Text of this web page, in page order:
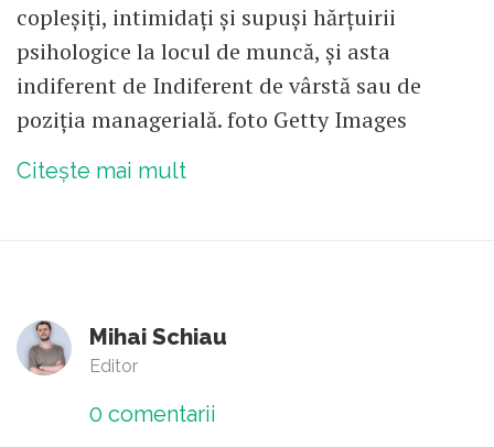
copleșiți, intimidați și supuși hărțuirii
psihologice la locul de muncă, și asta
indiferent de Indiferent de vârstă sau de
poziția managerială. foto Getty Images
Citește mai mult
Mihai Schiau
Editor
0 comentarii